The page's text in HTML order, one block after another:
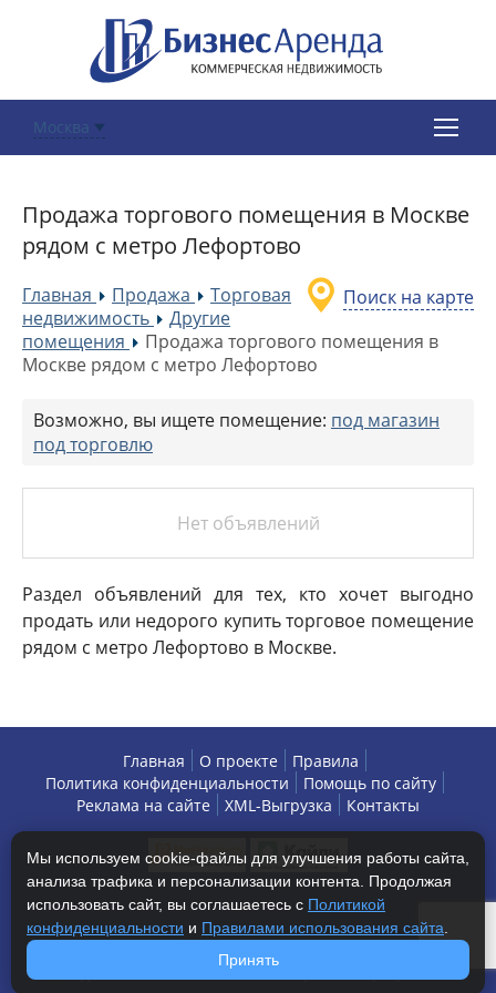
Москва
Продажа торгового помещения в Москве
рядом с метро Лефортово
Поиск на карте
Главная »Продажа »
Торговая
недвижимость
»
Другие
помещения
»Продажа торгового помещения в
Москве рядом с метро Лефортово
Возможно, вы ищете помещение: под магазин
под торговлю
Нет объявлений
Раздел объявлений для тех, кто хочет выгодно
продать или недорого купить торговое помещение
рядом с метро Лефортово в Москве.
Главная О проекте
Правила
Политика конфиденциальности
Помощь по сайту
Реклама на сайте
XML-Выгрузка Контакты
Copyright © 2013-2026 БизнесАренда - коммерческая
недвижимость, г. Москва. Все права защищены.
Мы используем cookie-файлы для улучшения работы сайта,
анализа трафика и персонализации контента. Продолжая
использовать сайт, вы соглашаетесь с Политикой
конфиденциальности и Правилами использования сайта
Принять